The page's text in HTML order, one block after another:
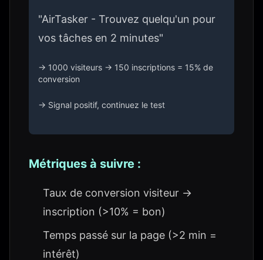
"AirTasker - Trouvez quelqu'un pour
vos tâches en 2 minutes"
→ 1000 visiteurs → 150 inscriptions = 15% de
conversion
→ Signal positif, continuez le test
Métriques à suivre :
Taux de conversion visiteur →
inscription (>10% = bon)
Temps passé sur la page (>2 min =
intérêt)